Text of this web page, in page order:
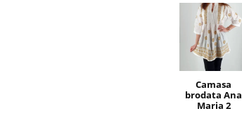
Camasa
brodata Ana
Maria 2